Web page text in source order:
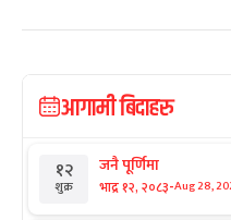
आगामी बिदाहरु
१२
शुक्र
जनै पूर्णिमा
भाद्र १२, २०८३-Aug 28,